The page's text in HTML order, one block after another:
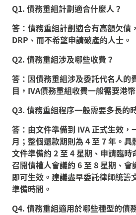
Q1. 債務重組計劃適合什麼人？
答：債務重組計劃適合有高額欠債
DRP、而不希望申請破產的人士。
Q2. 債務重組涉及哪些收費？
答：因債務重組涉及委託代名人的
目，IVA債務重組收費一般需要港
Q3. 債務重組程序一般需要多長的
答：由文件準備到 IVA 正式生效，
月；整個還款期則為 4 至 7 年。具
文件準備約 2 至 4 星期、申請臨時
召開債權人會議約 6 至 8 星期、會
即可生效。建議盡早委託律師統籌
準備時間。
Q4. 債務重組適用於哪些種型的債